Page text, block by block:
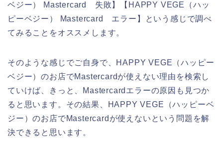
ベジー） Mastercard 失敗】【HAPPY VEGE（ハッ
ピーベジー） Mastercard エラー】という感じで調べ
てみることをオススメします。
そのような感じでご自身で、HAPPY VEGE（ハッピー
ベジー）のお店でMastercardが使えない理由を検索し
ていけば、きっと、Mastercardエラーの原因も見つか
ると思います。その結果、HAPPY VEGE（ハッピーベ
ジー）のお店でMastercardが使えないという問題を解
決できると思います。